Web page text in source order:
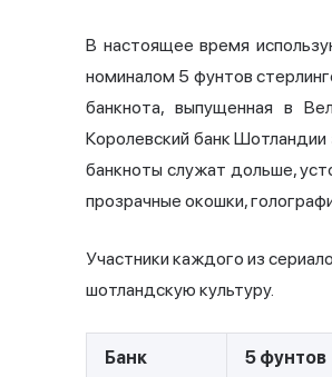
В настоящее время
номиналом 5 фунтов
банкнота, выпущенная в
Королевский банк
банкноты служат дольше,
прозрачные окошки,
Участники каждого из
шотландскую культуру.
Банк
5 фунтов